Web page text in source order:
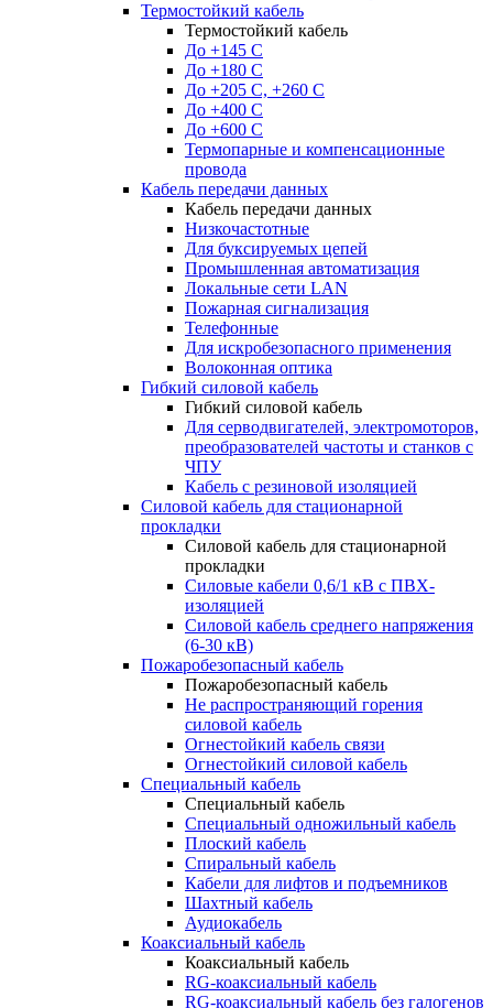
Термостойкий кабель
Термостойкий кабель
До +145 С
До +180 C
До +205 С, +260 С
До +400 C
До +600 С
Термопарные и компенсационные
провода
Кабель передачи данных
Кабель передачи данных
Низкочастотные
Для буксируемых цепей
Промышленная автоматизация
Локальные сети LAN
Пожарная сигнализация
Телефонные
Для искробезопасного применения
Волоконная оптика
Гибкий силовой кабель
Гибкий силовой кабель
Для серводвигателей, электромоторов,
преобразователей частоты и станков с
ЧПУ
Кабель с резиновой изоляцией
Силовой кабель для стационарной
прокладки
Силовой кабель для стационарной
прокладки
Силовые кабели 0,6/1 кВ с ПВХ-
изоляцией
Силовой кабель среднего напряжения
(6-30 кВ)
Пожаробезопасный кабель
Пожаробезопасный кабель
Не распространяющий горения
силовой кабель
Огнестойкий кабель связи
Огнестойкий силовой кабель
Специальный кабель
Специальный кабель
Специальный одножильный кабель
Плоский кабель
Спиральный кабель
Кабели для лифтов и подъемников
Шахтный кабель
Аудиокабель
Коаксиальный кабель
Коаксиальный кабель
RG-коаксиальный кабель
RG-коаксиальный кабель без галогенов